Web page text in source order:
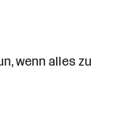
wenn alles zu